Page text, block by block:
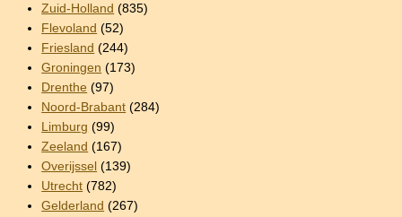
Zuid-Holland (835)
Flevoland (52)
Friesland (244)
Groningen (173)
Drenthe (97)
Noord-Brabant (284)
Limburg (99)
Zeeland (167)
Overijssel (139)
Utrecht (782)
Gelderland (267)